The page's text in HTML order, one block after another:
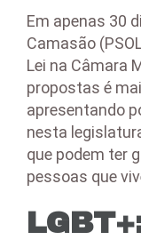
Em apenas 30
Camasão
Lei na Câmara
propostas é
apresentando
nesta
que podem ter
pessoas que